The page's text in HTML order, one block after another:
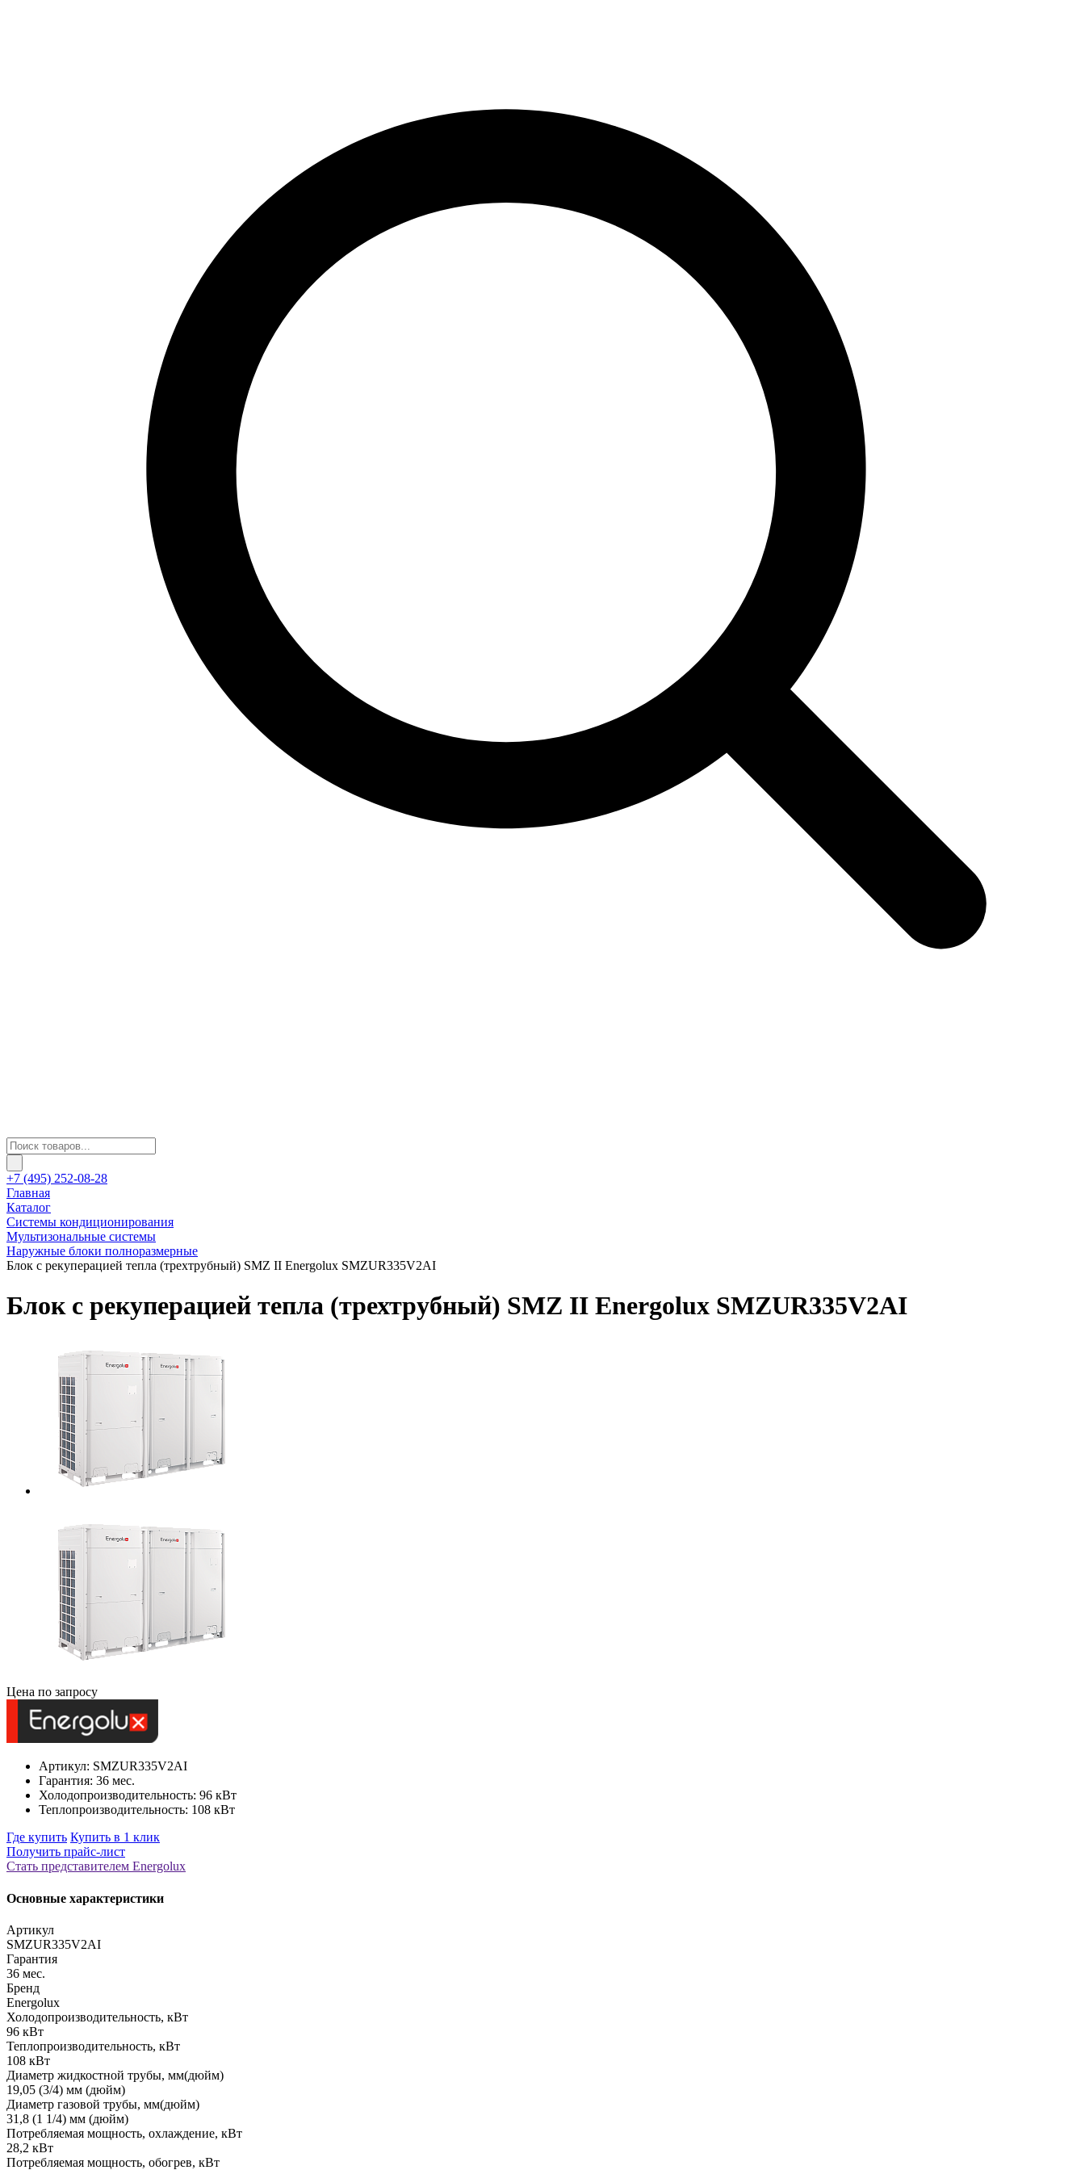
+7 (495) 252-08-28
Главная
Каталог
Системы кондиционирования
Мультизональные системы
Наружные блоки полноразмерные
Блок с рекуперацией тепла (трехтрубный) SMZ II Energolux SMZUR335V2AI
Блок с рекуперацией тепла (трехтрубный) SMZ II Energolux SMZUR335V2AI
Цена по запросу
Артикул: SMZUR335V2AI
Гарантия: 36 мес.
Холодопроизводительность: 96 кВт
Теплопроизводительность: 108 кВт
Где купить Купить в 1 клик
Получить прайс-лист
Стать представителем Еnergolux
Основные характеристики
Артикул
SMZUR335V2AI
Гарантия
36 мес.
Бренд
Energolux
Холодопроизводительность, кВт
96 кВт
Теплопроизводительность, кВт
108 кВт
Диаметр жидкостной трубы, мм(дюйм)
19,05 (3/4) мм (дюйм)
Диаметр газовой трубы, мм(дюйм)
31,8 (1 1/4) мм (дюйм)
Потребляемая мощность, охлаждение, кВт
28,2 кВт
Потребляемая мощность, обогрев, кВт